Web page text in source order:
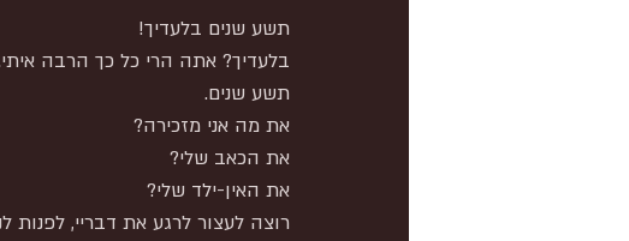
תשע שנים בלעדיך!
בלעדיך? אתה הרי כל כך הרבה
תשע שנים.
את מה אני מזכירה?
את הכאב שלי?
את האין-ילד שלי?
רוצה לעצור לרגע את דבריי, לפנות